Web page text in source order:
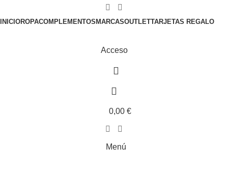
INICIOROPACOMPLEMENTOS MARCASOUTLETTARJETAS REGALO
Acceso
0,00 €
Menú
Gastos de envío gratis en pedidos superiores a 100€.